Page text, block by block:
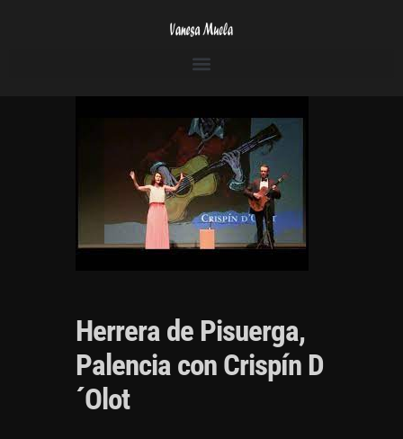
Herrera de Pisuerga,
Palencia con Crispín D
´Olot